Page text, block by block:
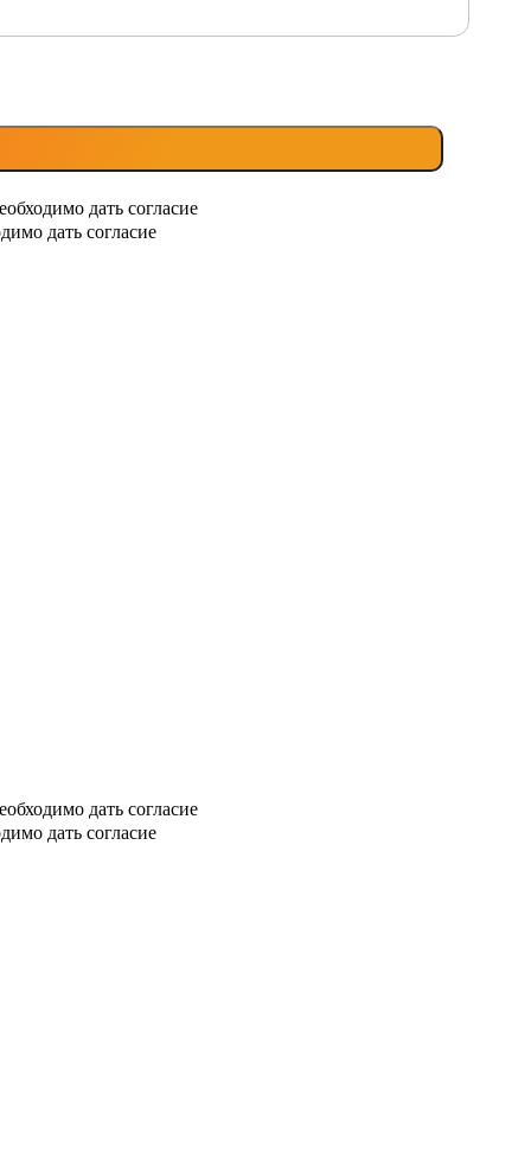
дать согласие
дать согласие
дать согласие
дать согласие